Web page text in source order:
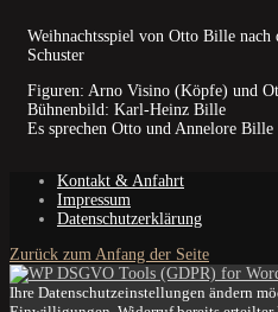
Weihnachtsspiel von Otto Bille
Schuster
Figuren: Arno Visino (Köpfe) und
Bühnenbild: Karl-Heinz Bille
Es sprechen Otto und Annelore Bille
Kontakt & Anfahrt
Impressum
Datenschutzerklärung
Zurück zum Anfang der Seite
Ihre Datenschutzeinstellungen ändern